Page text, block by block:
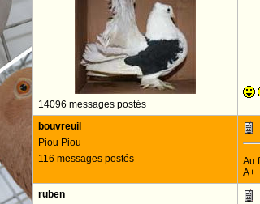
14096 messages postés
bouvreuil
Piou Piou
116 messages postés
Au
A+
ruben